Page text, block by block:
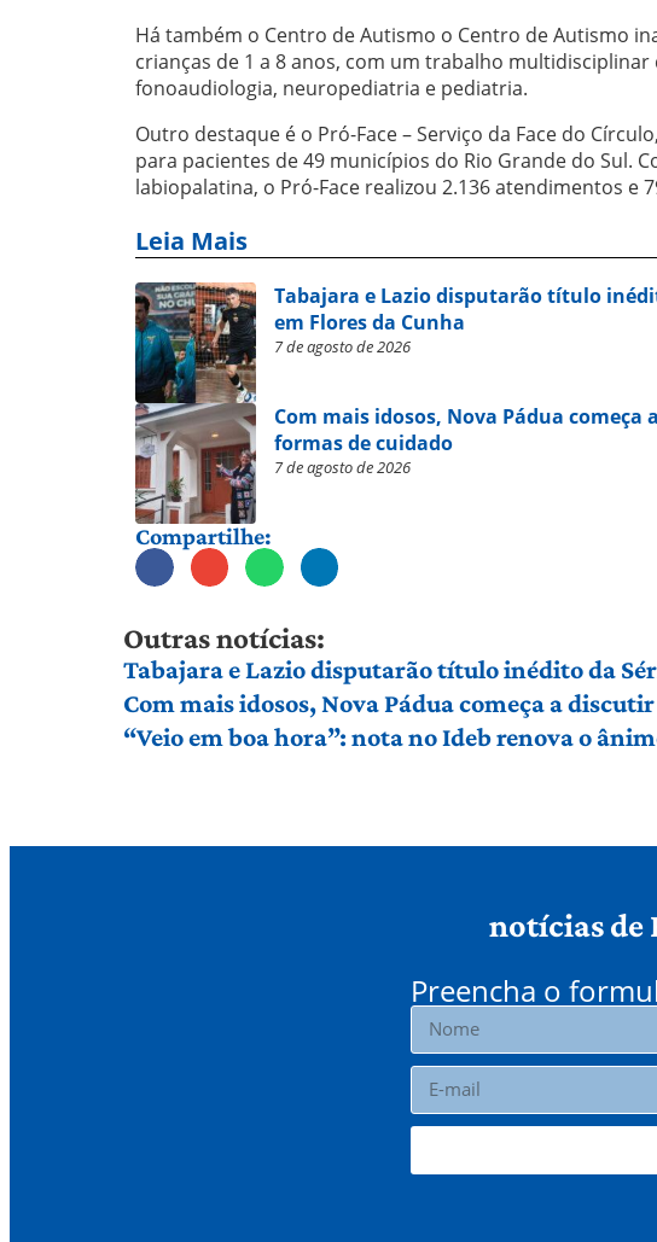
Há também o Centro de Autismo o Centro de Autismo
crianças de 1 a 8 anos, com um trabalho
fonoaudiologia, neuropediatria e pediatria.
Outro destaque é o Pró-Face – Serviço da Face do
para pacientes de 49 municípios do Rio Grande do Sul.
labiopalatina, o Pró-Face realizou 2.136 atendimentos e
Leia Mais
Tabajara e Lazio disputarão título
em Flores da Cunha
7 de agosto de 2026
Com mais idosos, Nova Pádua começa
formas de cuidado
7 de agosto de 2026
Compartilhe:
Outras notícias:
Tabajara e Lazio disputarão título inédito da
Com mais idosos, Nova Pádua começa a
“Veio em boa hora”: nota no Ideb renova o
notícias de
Preencha o